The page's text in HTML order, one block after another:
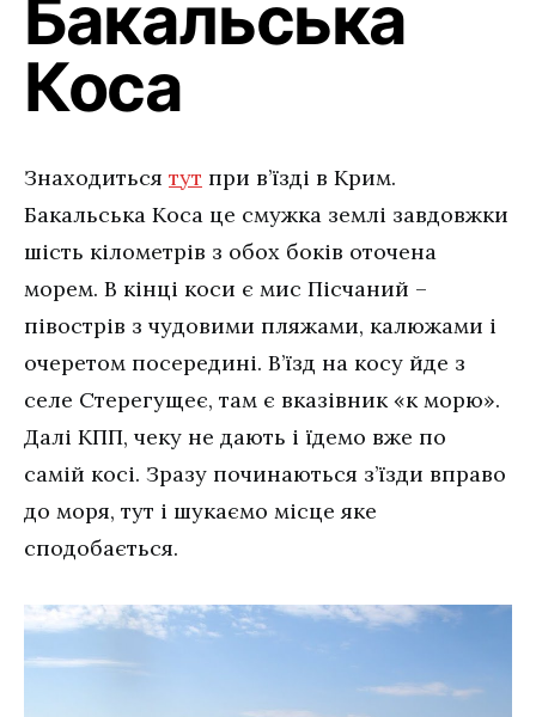
Бакальська
Коса
Знаходиться тут при в’їзді в Крим.
Бакальська Коса це смужка землі завдовжки
шість кілометрів з обох боків оточена
морем. В кінці коси є мис Пісчаний –
півострів з чудовими пляжами, калюжами і
очеретом посередині. В’їзд на косу йде з
селе Стерегущеє, там є вказівник «к морю».
Далі КПП, чеку не дають і їдемо вже по
самій косі. Зразу починаються з’їзди вправо
до моря, тут і шукаємо місце яке
сподобається.